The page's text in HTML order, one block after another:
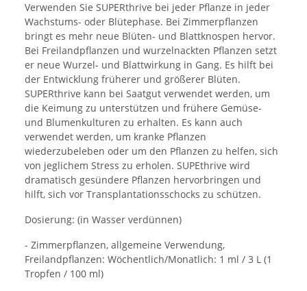
Verwenden Sie SUPERthrive bei jeder Pflanze in jeder
Wachstums- oder Blütephase. Bei Zimmerpflanzen
bringt es mehr neue Blüten- und Blattknospen hervor.
Bei Freilandpflanzen und wurzelnackten Pflanzen setzt
er neue Wurzel- und Blattwirkung in Gang. Es hilft bei
der Entwicklung früherer und größerer Blüten.
SUPERthrive kann bei Saatgut verwendet werden, um
die Keimung zu unterstützen und frühere Gemüse-
und Blumenkulturen zu erhalten. Es kann auch
verwendet werden, um kranke Pflanzen
wiederzubeleben oder um den Pflanzen zu helfen, sich
von jeglichem Stress zu erholen. SUPEthrive wird
dramatisch gesündere Pflanzen hervorbringen und
hilft, sich vor Transplantationsschocks zu schützen.
Dosierung: (in Wasser verdünnen)
- Zimmerpflanzen, allgemeine Verwendung,
Freilandpflanzen: Wöchentlich/Monatlich: 1 ml / 3 L (1
Tropfen / 100 ml)